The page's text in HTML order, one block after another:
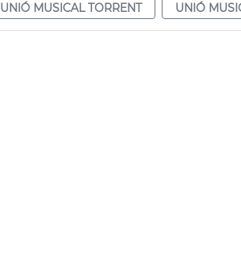
UNIÓ MUSICAL TORRENT
UNIÓ